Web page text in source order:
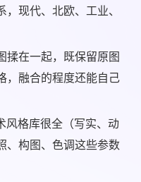
现代、北欧、工业、
揉在一起，既保留原图
，融合的程度还能自己
风格库很全（写实、动
、构图、色调这些参数